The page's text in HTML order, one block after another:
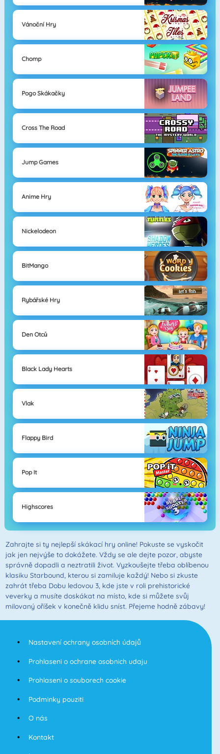
Vánoční Hry
Chomp
Pogo Skákačky
Cross The Road
Jump Games
Anime Hry
Nickelodeon
BitMango
Rybářské Hry
Den Otců
Black Lady Hearts
Vlak
Flappy Bird
Pop It
Highscores
Zahrajte si ty nejlepší skákací hry online! Pokuste se vyskočit
jak jen nejvýše to dokážete. Vždy se ale dejte pozor, abyste
správně dopadli a neztratili život. Vyzkoušejte třeba oblíbenou
klasiku Starbound, kterou si zamiluje každý! Nebo si zkuste
zahrát třeba Dobu ledovou 3, kde jste v roli prehistorické
veverky a musíte doskákat na místo, kde si můžete svůj
milovaný oříšek v konečně klidu sníst. Přejeme hodně zábavy!
Nastavení ochrany osobních údajů
Prohlaseni o ochrane osobnich udaju
Prohlaseni o souborech cookie
Podminky pouziti
O nás
Kontakt